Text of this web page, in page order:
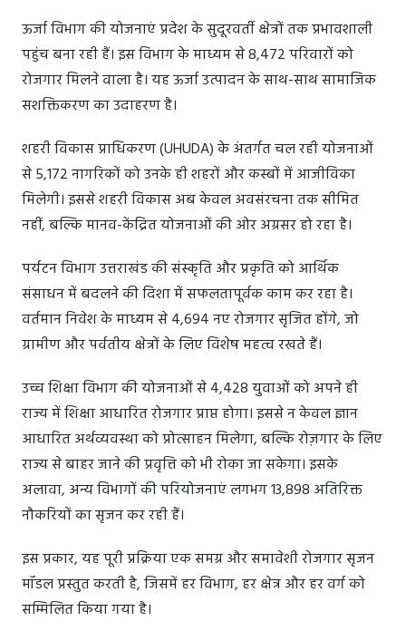
ऊर्जा विभाग की योजनाएं प्रदेश के सुदूरवर्ती क्षेत्रों तक प्रभावशाली
पहुंच बना रही हैं। इस विभाग के माध्यम से 8,472 परिवारों को
रोजगार मिलने वाला है। यह ऊर्जा उत्पादन के साथ-साथ सामाजिक
सशक्तिकरण का उदाहरण है।
शहरी विकास प्राधिकरण (UHUDA) के अंतर्गत चल रही योजनाओं
से 5,172 नागरिकों को उनके ही शहरों और कस्बों में आजीविका
मिलेगी। इससे शहरी विकास अब केवल अवसंरचना तक सीमित
नहीं, बल्कि मानव-केंद्रित योजनाओं की ओर अग्रसर हो रहा है।
पर्यटन विभाग उत्तराखंड की संस्कृति और प्रकृति को आर्थिक
संसाधन में बदलने की दिशा में सफलतापूर्वक काम कर रहा है।
वर्तमान निवेश के माध्यम से 4,694 नए रोजगार सृजित होंगे, जो
ग्रामीण और पर्वतीय क्षेत्रों के लिए विशेष महत्व रखते हैं।
उच्च शिक्षा विभाग की योजनाओं से 4,428 युवाओं को अपने ही
राज्य में शिक्षा आधारित रोजगार प्राप्त होगा। इससे न केवल ज्ञान
आधारित अर्थव्यवस्था को प्रोत्साहन मिलेगा, बल्कि रोज़गार के लिए
राज्य से बाहर जाने की प्रवृत्ति को भी रोका जा सकेगा। इसके
अलावा, अन्य विभागों की परियोजनाएं लगभग 13,898 अतिरिक्त
नौकरियों का सृजन कर रही हैं।
इस प्रकार, यह पूरी प्रक्रिया एक समग्र और समावेशी रोजगार सृजन
मॉडल प्रस्तुत करती है, जिसमें हर विभाग, हर क्षेत्र और हर वर्ग को
सम्मिलित किया गया है।